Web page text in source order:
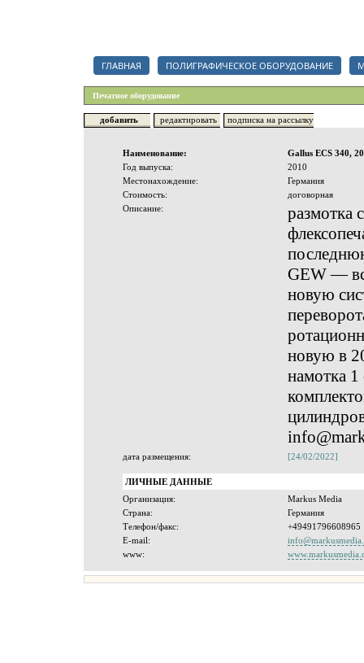
ГЛАВНАЯ ПОЛИГРАФИЧЕСКОЕ ОБОРУДОВАНИЕ
Печатное оборудование
добавить редактировать подписка на рассылку
Наименование:
Gallus ECS 340,
Год выпуска:
2010
Местонахождение:
Германия
Стоимость:
договорная
Описание:
размотка
GEW —
новую
новую в
намотка
дата размещения: [24/02/2022]
ЛИЧНЫЕ ДАННЫЕ
Организация:
Markus Media
Страна:
Германия
Телефон/факс:
+49491796608965
E-mail:
www: